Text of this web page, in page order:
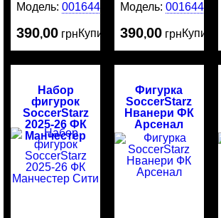
Модель:0016448
390,00 грнКупить
Модель:0016446
390,00 грнКупить
Набор
фигурок
SoccerStarz
2025-26 ФК
Манчестер
Сити
Фигурка
SoccerStarz
Нванери ФК
Арсенал